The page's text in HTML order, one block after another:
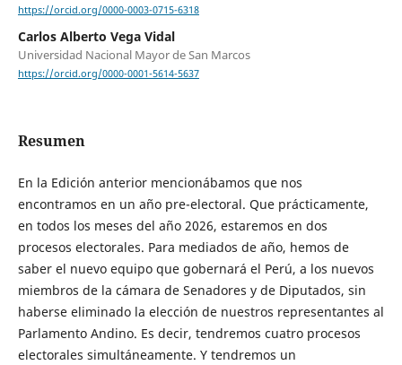
https://orcid.org/0000-0003-0715-6318
Carlos Alberto Vega Vidal
Universidad Nacional Mayor de San Marcos
https://orcid.org/0000-0001-5614-5637
Resumen
En la Edición anterior mencionábamos que nos
encontramos en un año pre-electoral. Que prácticamente,
en todos los meses del año 2026, estaremos en dos
procesos electorales. Para mediados de año, hemos de
saber el nuevo equipo que gobernará el Perú, a los nuevos
miembros de la cámara de Senadores y de Diputados, sin
haberse eliminado la elección de nuestros representantes al
Parlamento Andino. Es decir, tendremos cuatro procesos
electorales simultáneamente. Y tendremos un